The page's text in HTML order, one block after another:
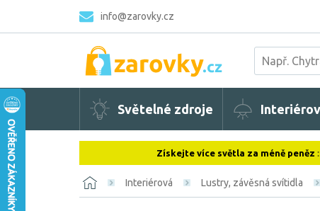
info@zarovky.cz
Světelné zdroje
Získejte více světla za méně peněz
Interiérová Lustry, závěsná svítidla